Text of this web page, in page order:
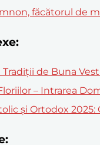
făcătorul de
de Buna
– Intrarea
și Ortodox